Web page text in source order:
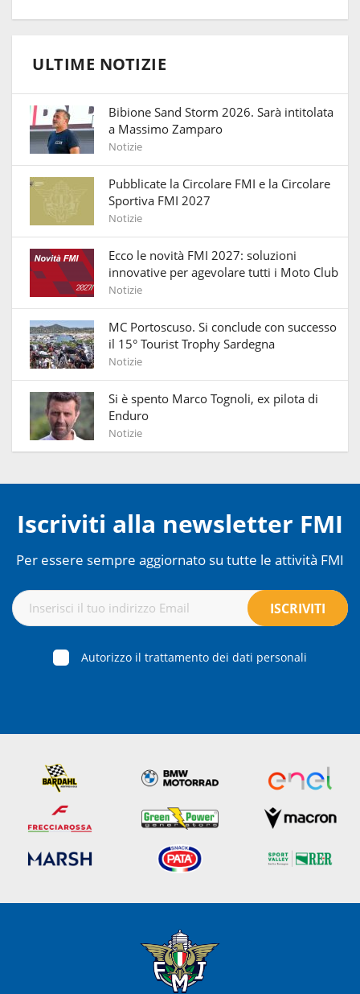
ULTIME NOTIZIE
Bibione Sand Storm 2026. Sarà intitolata
a Massimo Zamparo
Notizie
Pubblicate la Circolare FMI e la Circolare
Sportiva FMI 2027
Notizie
Ecco le novità FMI 2027: soluzioni
innovative per agevolare tutti i Moto Club
Notizie
MC Portoscuso. Si conclude con successo
il 15° Tourist Trophy Sardegna
Notizie
Si è spento Marco Tognoli, ex pilota di
Enduro
Notizie
Iscriviti alla newsletter FMI
Per essere sempre aggiornato su tutte le attività FMI
Autorizzo il trattamento dei dati personali